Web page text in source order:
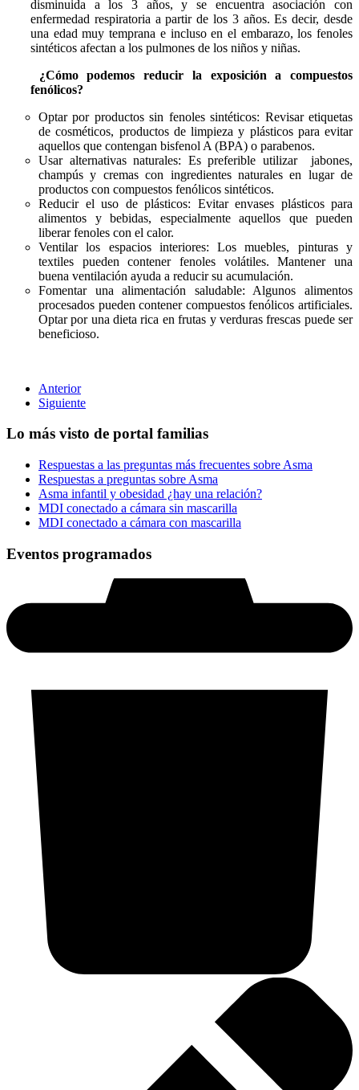
disminuida a los 3 años, y se encuentra asociación con
enfermedad respiratoria a partir de los 3 años. Es decir, desde
una edad muy temprana e incluso en el embarazo, los fenoles
sintéticos afectan a los pulmones de los niños y niñas.
¿Cómo podemos reducir la exposición a compuestos
fenólicos?
Optar por productos sin fenoles sintéticos: Revisar etiquetas
de cosméticos, productos de limpieza y plásticos para evitar
aquellos que contengan bisfenol A (BPA) o parabenos.
Usar alternativas naturales: Es preferible utilizar jabones,
champús y cremas con ingredientes naturales en lugar de
productos con compuestos fenólicos sintéticos.
Reducir el uso de plásticos: Evitar envases plásticos para
alimentos y bebidas, especialmente aquellos que pueden
liberar fenoles con el calor.
Ventilar los espacios interiores: Los muebles, pinturas y
textiles pueden contener fenoles volátiles. Mantener una
buena ventilación ayuda a reducir su acumulación.
Fomentar una alimentación saludable: Algunos alimentos
procesados pueden contener compuestos fenólicos artificiales.
Optar por una dieta rica en frutas y verduras frescas puede ser
beneficioso.
Anterior
Siguiente
Lo más visto de portal familias
Respuestas a las preguntas más frecuentes sobre Asma
Respuestas a preguntas sobre Asma
Asma infantil y obesidad ¿hay una relación?
MDI conectado a cámara sin mascarilla
MDI conectado a cámara con mascarilla
Eventos programados